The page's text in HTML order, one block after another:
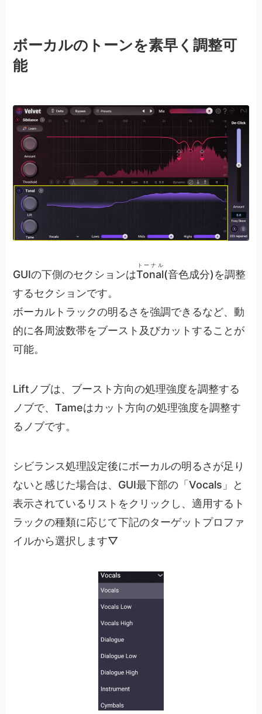
ボーカルのトーンを素早く調整可
能
GUIの下側のセクションはTonal
トーナル
(音色成分)を調整
するセクションです。
ボーカルトラックの明るさを強調できるなど、動
的に各周波数帯をブースト及びカットすることが
可能。
Liftノブは、ブースト方向の処理強度を調整する
ノブで、Tameはカット方向の処理強度を調整す
るノブです。
シビランス処理設定後にボーカルの明るさが足り
ないと感じた場合は、GUI最下部の「Vocals」と
表示されているリストをクリックし、適用するト
ラックの種類に応じて下記のターゲットプロファ
イルから選択します▽